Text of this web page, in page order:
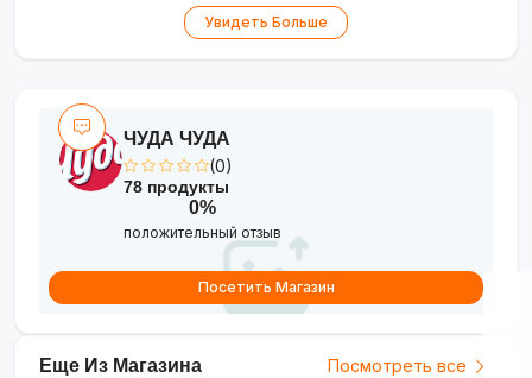
Комплектация— концентратор, съёмный
покрытие для удобства
Увидеть Больше
Еще Из Магазина Посмотреть все
ЧУДА ЧУДА
(0)
78 продукты
0%
положительный отзыв
Посетить Магазин